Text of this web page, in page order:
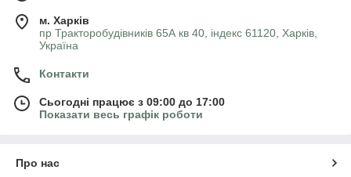
м. Харків
пр Тракторобудівників 65А кв 40, індекс 61120, Харків,
Україна
Контакти
Сьогодні працює з 09:00 до 17:00
Показати весь графік роботи
Про нас